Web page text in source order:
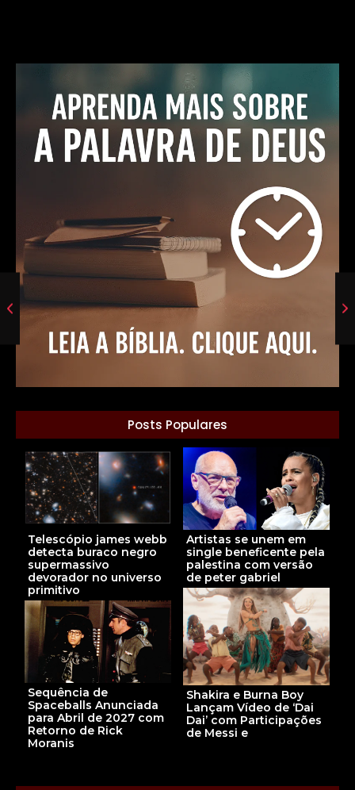
Posts Populares
Telescópio james webb
detecta buraco negro
supermassivo
devorador no universo
primitivo
Artistas se unem em
single beneficente pela
palestina com versão
de peter gabriel
Shakira e Burna Boy
Lançam Vídeo de ‘Dai
Dai’ com Participações
de Messi e
Sequência de
Spaceballs Anunciada
para Abril de 2027 com
Retorno de Rick
Moranis